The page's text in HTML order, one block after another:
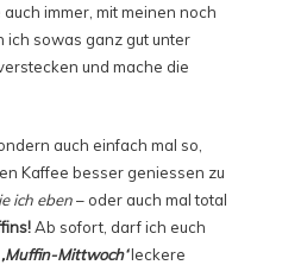
immer, mit meinen noch
ich sowas ganz gut unter
und mache die
auch einfach mal so,
Kaffee besser geniessen zu
ich eben– oder auch mal total
Ab sofort, darf ich euch
‚Muffin-Mittwoch‘leckere